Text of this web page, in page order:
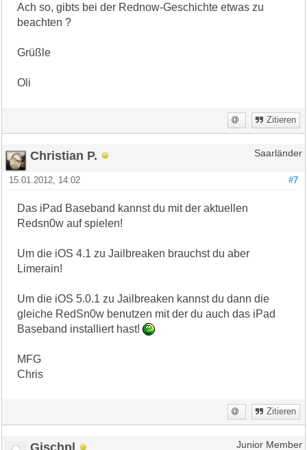
Ach so, gibts bei der Rednow-Geschichte etwas zu
beachten ?
Grüßle
Oli
Zitieren
Christian P. Saarländer
#7
15.01.2012, 14:02
Das iPad Baseband kannst du mit der aktuellen
Redsn0w auf spielen!
Um die iOS 4.1 zu Jailbreaken brauchst du aber
Limerain!
Um die iOS 5.0.1 zu Jailbreaken kannst du dann die
gleiche RedSn0w benutzen mit der du auch das iPad
Baseband installiert hast!
MFG
Chris
Zitieren
Gischpl Junior Member